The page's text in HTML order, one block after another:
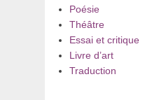
Poésie
Théâtre
Essai et critique
Livre d’art
Traduction